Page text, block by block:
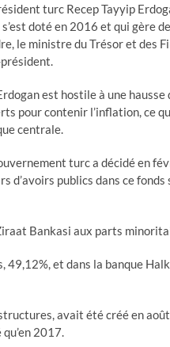
turc Recep Tayyip
s’est doté en 2016 et qui gère
le ministre du Trésor et des
est hostile à une
pour contenir l’inflation, ce
centrale.
turc a décidé en
d’avoirs publics dans ce
Bankasi aux parts
et dans la banque
avait été créé en
2017.